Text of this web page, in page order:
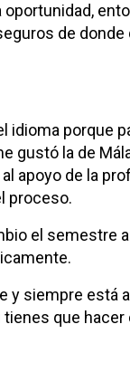
oportunidad,
de
idioma porque
gustó la de
apoyo de la
proceso.
el semestre
y siempre está
que